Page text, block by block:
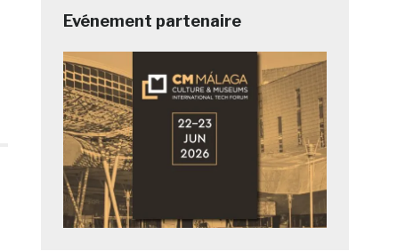
Evénement partenaire